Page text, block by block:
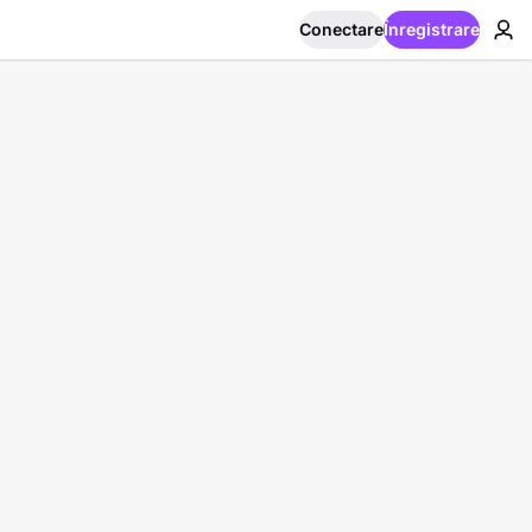
ConectareÎnregistrare